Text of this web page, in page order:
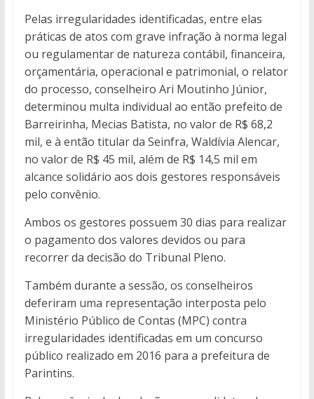
Pelas irregularidades identificadas, entre elas
práticas de atos com grave infração à norma legal
ou regulamentar de natureza contábil, financeira,
orçamentária, operacional e patrimonial, o relator
do processo, conselheiro Ari Moutinho Júnior,
determinou multa individual ao então prefeito de
Barreirinha, Mecias Batista, no valor de R$ 68,2
mil, e à então titular da Seinfra, Waldívia Alencar,
no valor de R$ 45 mil, além de R$ 14,5 mil em
alcance solidário aos dois gestores responsáveis
pelo convênio.
Ambos os gestores possuem 30 dias para realizar
o pagamento dos valores devidos ou para
recorrer da decisão do Tribunal Pleno.
Também durante a sessão, os conselheiros
deferiram uma representação interposta pelo
Ministério Público de Contas (MPC) contra
irregularidades identificadas em um concurso
público realizado em 2016 para a prefeitura de
Parintins.